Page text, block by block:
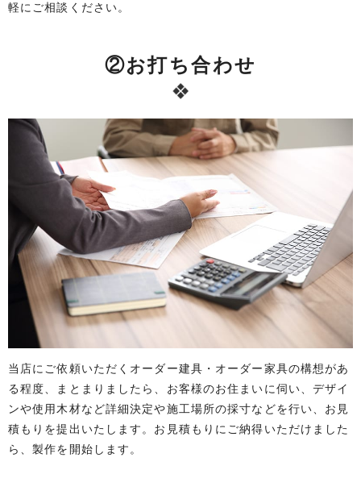
軽にご相談ください。
②お打ち合わせ
当店にご依頼いただくオーダー建具・オーダー家具の構想があ
る程度、まとまりましたら、お客様のお住まいに伺い、デザイ
ンや使用木材など詳細決定や施工場所の採寸などを行い、お見
積もりを提出いたします。お見積もりにご納得いただけました
ら、製作を開始します。